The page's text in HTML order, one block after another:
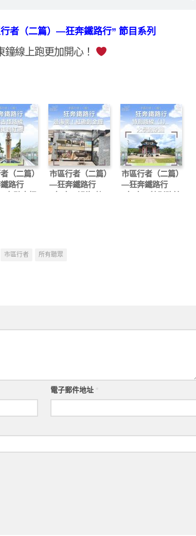
者（二篇）—狂奔鐵路行” 節目系列
鐘線上跑更加開心！
（二篇）
路行
市區行者（二篇）
—狂奔鐵路行
市區行者（二篇）
—狂奔鐵路行
市區行者 所有聽眾
電子郵件地址